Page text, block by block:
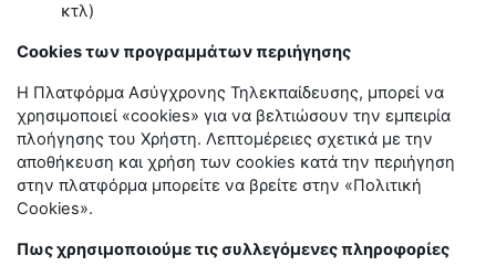
κτλ)
Cookies των προγραμμάτων περιήγησης
Η Πλατφόρμα Ασύγχρονης Τηλεκπαίδευσης, μπορεί να
χρησιμοποιεί «cookies» για να βελτιώσουν την εμπειρία
πλοήγησης του Χρήστη. Λεπτομέρειες σχετικά με την
αποθήκευση και χρήση των cookies κατά την περιήγηση
στην πλατφόρμα μπορείτε να βρείτε στην «Πολιτική
Cookies».
Πως χρησιμοποιούμε τις συλλεγόμενες πληροφορίες